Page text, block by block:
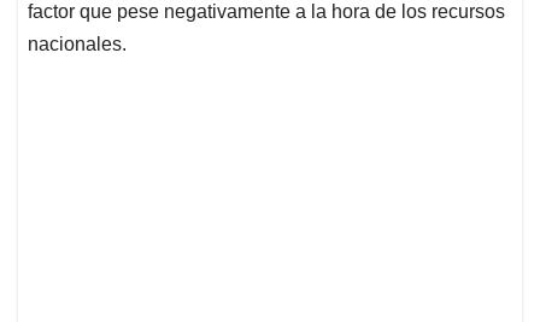
factor que pese negativamente a la hora de los recursos
nacionales.